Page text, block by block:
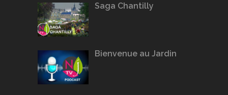
Saga Chantilly
Bienvenue au Jardin